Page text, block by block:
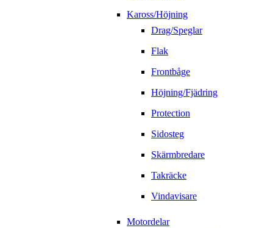
Kaross/Höjning
Drag/Speglar
Flak
Frontbåge
Höjning/Fjädring
Protection
Sidosteg
Skärmbredare
Takräcke
Vindavisare
Motordelar